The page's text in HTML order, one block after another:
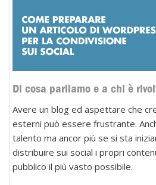
Di cosa parliamo e a chi è
Avere un blog ed aspettare che
esterni può essere frustrante.
talento ma ancor più se si sta
distribuire sui social i propri
pubblico il più vasto possibile.